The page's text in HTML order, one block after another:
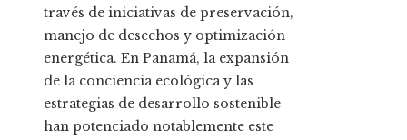
través de iniciativas de preservación,
manejo de desechos y optimización
energética. En Panamá, la expansión
de la conciencia ecológica y las
estrategias de desarrollo sostenible
han potenciado notablemente este